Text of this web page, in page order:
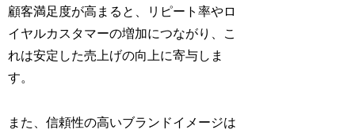
顧客満足度が高まると、リピート率やロ
イヤルカスタマーの増加につながり、こ
れは安定した売上げの向上に寄与しま
す。
また、信頼性の高いブランドイメージは